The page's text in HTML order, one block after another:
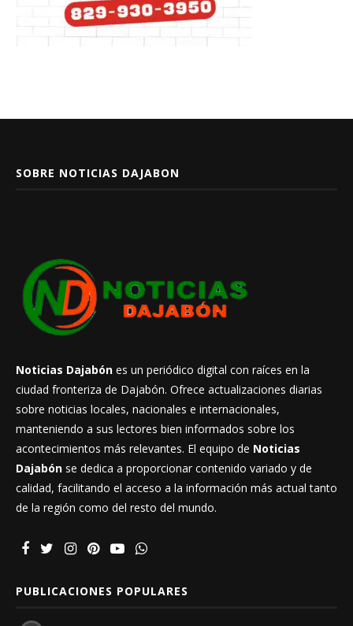
SOBRE NOTICIAS DAJABON
Noticias Dajabón es un periódico digital con raíces en la
ciudad fronteriza de Dajabón. Ofrece actualizaciones diarias
sobre noticias locales, nacionales e internacionales,
manteniendo a sus lectores bien informados sobre los
acontecimientos más relevantes. El equipo de Noticias
Dajabón se dedica a proporcionar contenido variado y de
calidad, facilitando el acceso a la información más actual tanto
de la región como del resto del mundo.
PUBLICACIONES POPULARES